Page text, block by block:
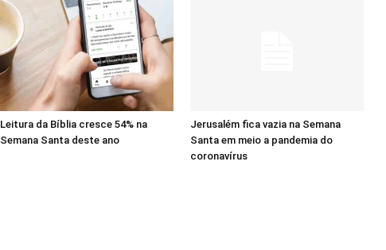
Leitura da Bíblia cresce 54% na
Semana Santa deste ano
Jerusalém fica vazia na Semana
Santa em meio a pandemia do
coronavírus